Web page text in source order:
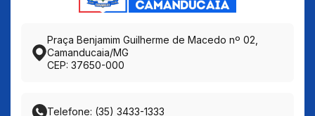
Praça Benjamim Guilherme de Macedo nº 02,
Camanducaia/MG
CEP: 37650-000
Telefone: (35) 3433-1333